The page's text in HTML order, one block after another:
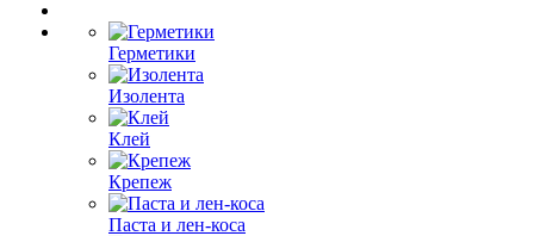
Герметики
Изолента
Клей
Крепеж
Паста и лен-коса